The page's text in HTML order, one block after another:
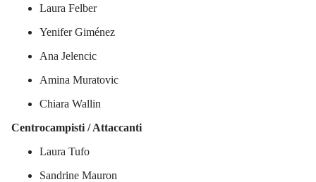
Laura Felber
Yenifer Giménez
Ana Jelencic
Amina Muratovic
Chiara Wallin
Centrocampisti / Attaccanti
Laura Tufo
Sandrine Mauron